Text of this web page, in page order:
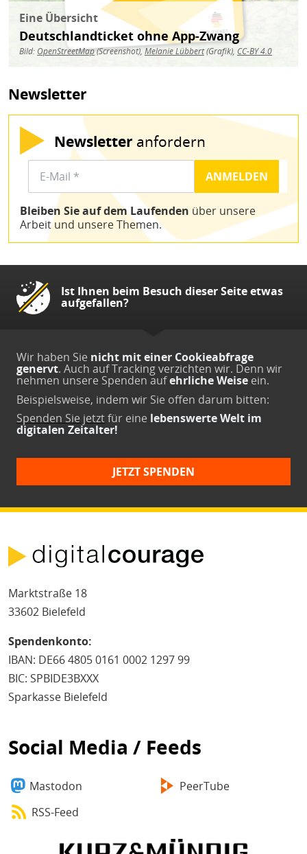
Eine Übersicht
Deutschlandticket ohne App-Zwang
Bild: OpenStreetMap(Screenshot),Melanie Lübbert(Grafik), CC-BY 4.0
Newsletter
Newsletter anfordern
Bleiben Sie auf dem Laufenden über unsere
Arbeit und unsere Themen.
Ist Ihnen beim Besuch dieser Seite etwas
aufgefallen?
Wir haben Sie nicht mit einer Cookieabfrage
genervt. Auch auf Tracking verzichten wir. Denn wir
nehmen unsere Spenden aufehrliche Weise ein.
Beispielsweise, indem wir Sie offen darum bitten:
Spenden Sie jetztfür eine lebenswerte Welt im
digitalen Zeitalter!
JETZT SPENDEN
Marktstraße 18
33602 Bielefeld
Spendenkonto:
IBAN: DE66 4805 0161 0002 1297 99
BIC: SPBIDE3BXXX
Sparkasse Bielefeld
Social Media / Feeds
Mastodon
PeerTube
RSS-Feed